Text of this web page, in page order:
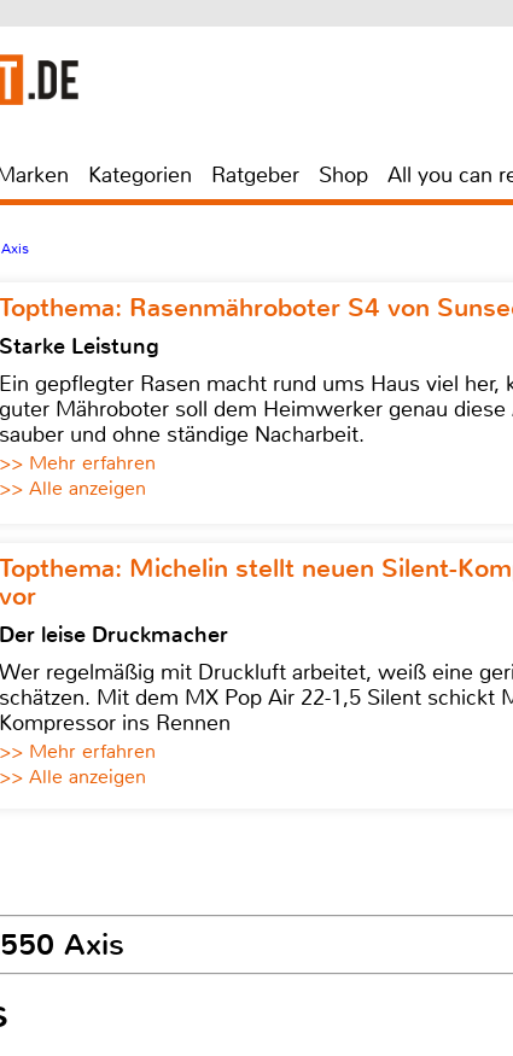
Kategorien Ratgeber Shop All you can
Topthema: Rasenmähroboter S4 von
Starke Leistung
Ein gepflegter Rasen macht rund ums Haus viel her,
guter Mähroboter soll dem Heimwerker genau
sauber und ohne ständige Nacharbeit.
>> Mehr erfahren
>> Alle anzeigen
Topthema: Michelin stellt neuen Silent-
vor
Der leise Druckmacher
Wer regelmäßig mit Druckluft arbeitet, weiß eine
schätzen. Mit dem MX Pop Air 22-1,5 Silent schickt
Kompressor ins Rennen
>> Mehr erfahren
>> Alle anzeigen
Axis